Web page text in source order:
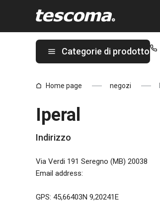
Categorie di prodotto
Home page negozi
Iperal
Indirizzo
Via Verdi 191 Seregno (MB) 20038
Email address:
GPS: 45,66403N 9,20241E